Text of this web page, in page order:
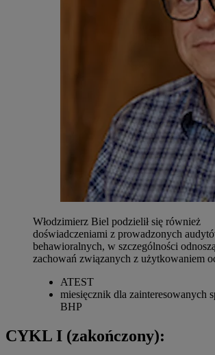
Włodzimierz Biel podzielił się również
doświadczeniami z prowadzonych
behawioralnych, w szczególności
zachowań związanych z użytkowaniem
ATEST
miesięcznik dla zainteresowanych
BHP
CYKL I (zakończony):